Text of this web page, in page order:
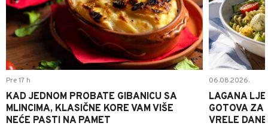
Pre 17 h
KAD JEDNOM PROBATE GIBANICU SA
MLINCIMA, KLASIČNE KORE VAM VIŠE
NEĆE PASTI NA PAMET
06.08.2026.
LAGANA
GOTOVA ZA
VRELE DANE